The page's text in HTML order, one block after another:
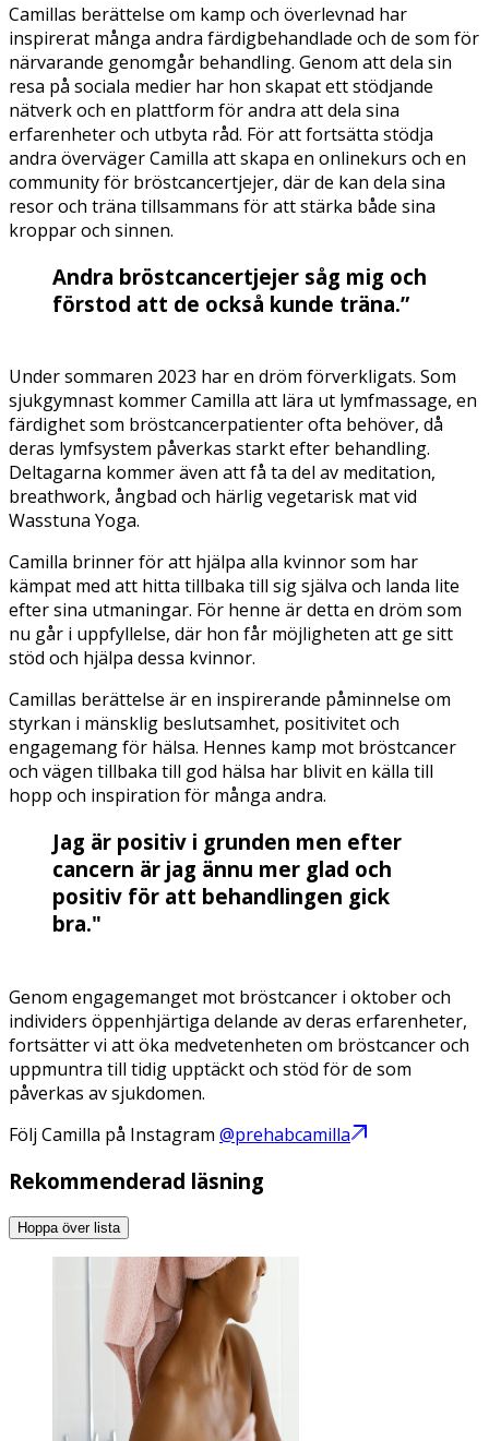
Camillas berättelse om kamp och överlevnad har
inspirerat många andra färdigbehandlade och de som för
närvarande genomgår behandling. Genom att dela sin
resa på sociala medier har hon skapat ett stödjande
nätverk och en plattform för andra att dela sina
erfarenheter och utbyta råd. För att fortsätta stödja
andra överväger Camilla att skapa en onlinekurs och en
community för bröstcancertjejer, där de kan dela sina
resor och träna tillsammans för att stärka både sina
kroppar och sinnen.
Andra bröstcancertjejer såg mig och
förstod att de också kunde träna.”
Under sommaren 2023 har en dröm förverkligats. Som
sjukgymnast kommer Camilla att lära ut lymfmassage, en
färdighet som bröstcancerpatienter ofta behöver, då
deras lymfsystem påverkas starkt efter behandling.
Deltagarna kommer även att få ta del av meditation,
breathwork, ångbad och härlig vegetarisk mat vid
Wasstuna Yoga.
Camilla brinner för att hjälpa alla kvinnor som har
kämpat med att hitta tillbaka till sig själva och landa lite
efter sina utmaningar. För henne är detta en dröm som
nu går i uppfyllelse, där hon får möjligheten att ge sitt
stöd och hjälpa dessa kvinnor.
Camillas berättelse är en inspirerande påminnelse om
styrkan i mänsklig beslutsamhet, positivitet och
engagemang för hälsa. Hennes kamp mot bröstcancer
och vägen tillbaka till god hälsa har blivit en källa till
hopp och inspiration för många andra.
Jag är positiv i grunden men efter
cancern är jag ännu mer glad och
positiv för att behandlingen gick
bra."
Genom engagemanget mot bröstcancer i oktober och
individers öppenhjärtiga delande av deras erfarenheter,
fortsätter vi att öka medvetenheten om bröstcancer och
uppmuntra till tidig upptäckt och stöd för de som
påverkas av sjukdomen.
Följ Camilla på Instagram @prehabcamilla
Rekommenderad läsning
Hoppa över lista